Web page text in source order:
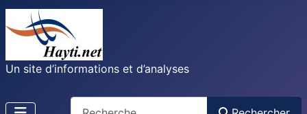
Un site d’informations et d’analyses